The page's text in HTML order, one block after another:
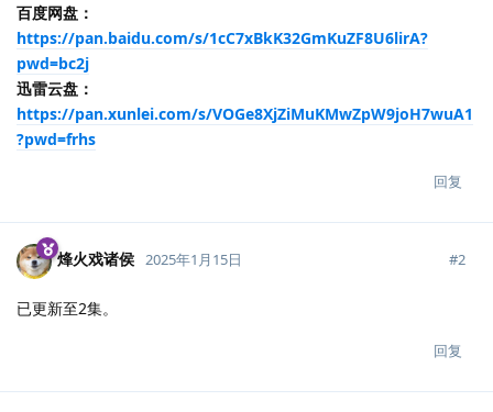
百度网盘：
https://pan.baidu.com/s/1cC7xBkK32GmKuZF8U6lirA?
pwd=bc2j
迅雷云盘：
https://pan.xunlei.com/s/VOGe8XjZiMuKMwZpW9joH7wuA1
?pwd=frhs
回复
烽火戏诸侯 2025年1月15日 #2
已更新至2集。
回复